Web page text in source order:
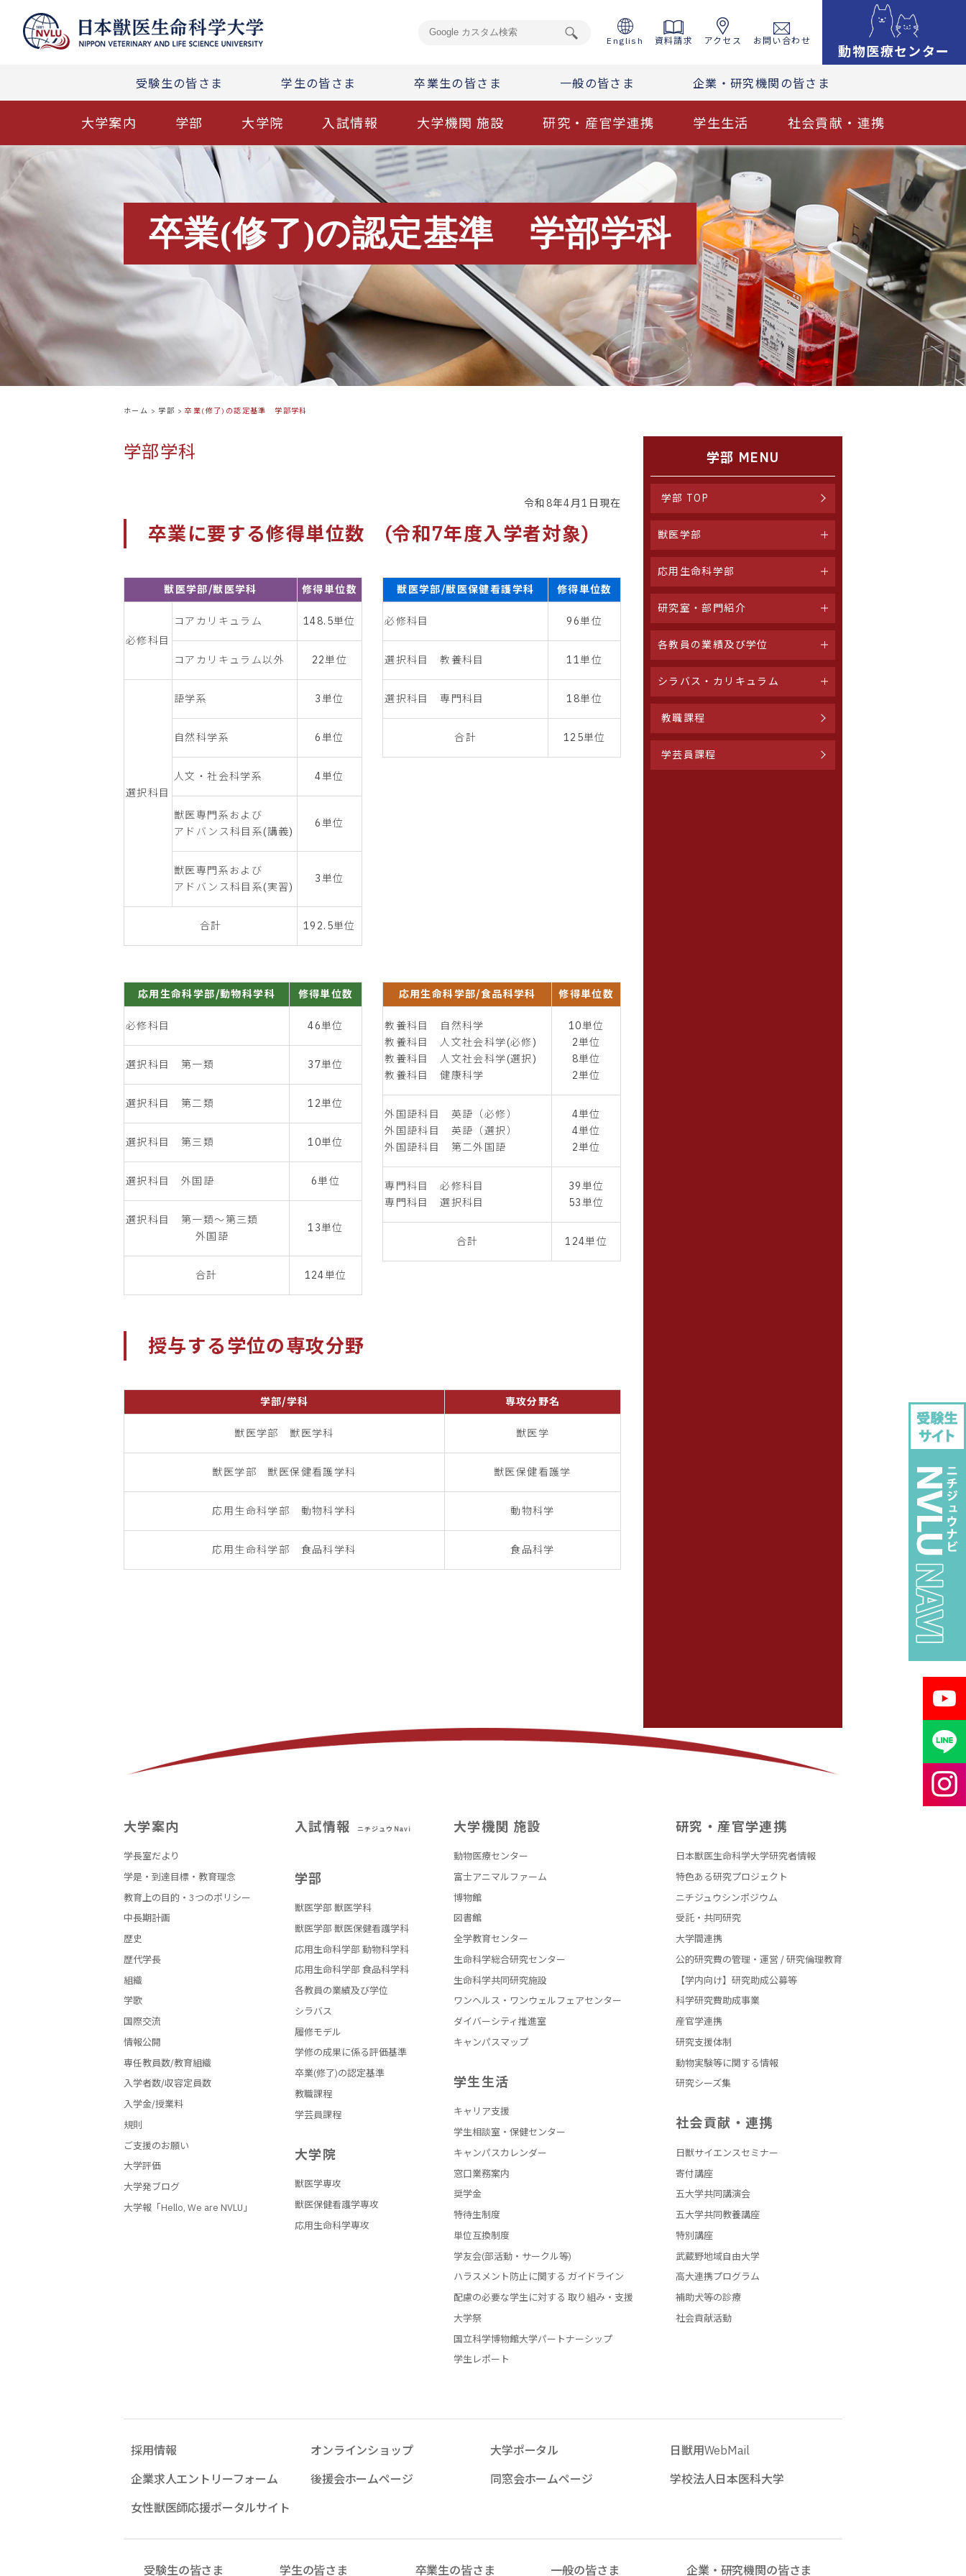
English 資料請求 アクセス お問い合わせ
動物医療センター
受験生の皆さま 学生の皆さま 卒業生の皆さま 一般の皆さま 企業・研究機関の皆さま
大学案内 学部 大学院 入試情報 大学機関 施設 研究・産官学連携 学生生活 社会貢献・連携
卒業(修了)の認定基準 学部学科
ホーム > 学部 >卒業(修了)の認定基準 学部学科
学部学科
令和8年4月1日現在
卒業に要する修得単位数 (令和7年度入学者対象)
獣医学部/獣医学科 修得単位数
必修科目
コアカリキュラム 148.5単位
コアカリキュラム以外 22単位
選択科目
語学系 3単位
自然科学系 6単位
人文・社会科学系 4単位
獣医専門系および
アドバンス科目系(講義)
6単位
獣医専門系および
アドバンス科目系(実習)
3単位
合計 192.5単位
獣医学部/獣医保健看護学科 修得単位数
必修科目 96単位
選択科目 教養科目 11単位
選択科目 専門科目 18単位
合計 125単位
応用生命科学部/動物科学科 修得単位数
必修科目 46単位
選択科目 第一類 37単位
選択科目 第二類 12単位
選択科目 第三類 10単位
選択科目 外国語 6単位
選択科目 第一類～第三類
外国語
13単位
合計 124単位
応用生命科学部/食品科学科 修得単位数
教養科目 自然科学
教養科目 人文社会科学(必修)
教養科目 人文社会科学(選択)
教養科目 健康科学
10単位
2単位
8単位
2単位
外国語科目 英語（必修）
外国語科目 英語（選択）
外国語科目 第二外国語
4単位
4単位
2単位
専門科目 必修科目
専門科目 選択科目
39単位
53単位
合計 124単位
授与する学位の専攻分野
学部/学科 専攻分野名
獣医学部 獣医学科 獣医学
獣医学部 獣医保健看護学科 獣医保健看護学
応用生命科学部 動物科学科 動物科学
応用生命科学部 食品科学科 食品科学
学部 MENU
学部 TOP
獣医学部
応用生命科学部
研究室・部門紹介
各教員の業績及び学位
シラバス・カリキュラム
教職課程
学芸員課程
大学案内
学長室だより
学是・到達目標・教育理念
教育上の目的・3つのポリシー
中長期計画
歴史
歴代学長
組織
学歌
国際交流
情報公開
専任教員数/教育組織
入学者数/収容定員数
入学金/授業料
規則
ご支援のお願い
大学評価
大学発ブログ
大学報「Hello, We are NVLU」
入試情報 ニチジュウNavi
学部
獣医学部 獣医学科
獣医学部 獣医保健看護学科
応用生命科学部 動物科学科
応用生命科学部 食品科学科
各教員の業績及び学位
シラバス
履修モデル
学修の成果に係る評価基準
卒業(修了)の認定基準
教職課程
学芸員課程
大学院
獣医学専攻
獣医保健看護学専攻
応用生命科学専攻
大学機関 施設
動物医療センター
富士アニマルファーム
博物館
図書館
全学教育センター
生命科学総合研究センター
生命科学共同研究施設
ワンヘルス・ワンウェルフェアセンター
ダイバーシティ推進室
キャンパスマップ
学生生活
キャリア支援
学生相談室・保健センター
キャンパスカレンダー
窓口業務案内
奨学金
特待生制度
単位互換制度
学友会(部活動・サークル等)
ハラスメント防止に関する ガイドライン
配慮の必要な学生に対する 取り組み・支援
大学祭
国立科学博物館大学パートナーシップ
学生レポート
研究・産官学連携
日本獣医生命科学大学研究者情報
特色ある研究プロジェクト
ニチジュウシンポジウム
受託・共同研究
大学間連携
公的研究費の管理・運営 / 研究倫理教育
【学内向け】研究助成公募等
科学研究費助成事業
産官学連携
研究支援体制
動物実験等に関する情報
研究シーズ集
社会貢献・連携
日獣サイエンスセミナー
寄付講座
五大学共同講演会
五大学共同教養講座
特別講座
武蔵野地域自由大学
高大連携プログラム
補助犬等の診療
社会貢献活動
採用情報 オンラインショップ 大学ポータル
日獣用WebMail
企業求人エントリーフォーム
後援会ホームページ 同窓会ホームページ
学校法人日本医科大学
女性獣医師応援ポータルサイト
受験生の皆さま 学生の皆さま 卒業生の皆さま 一般の皆さま 企業・研究機関の皆さま